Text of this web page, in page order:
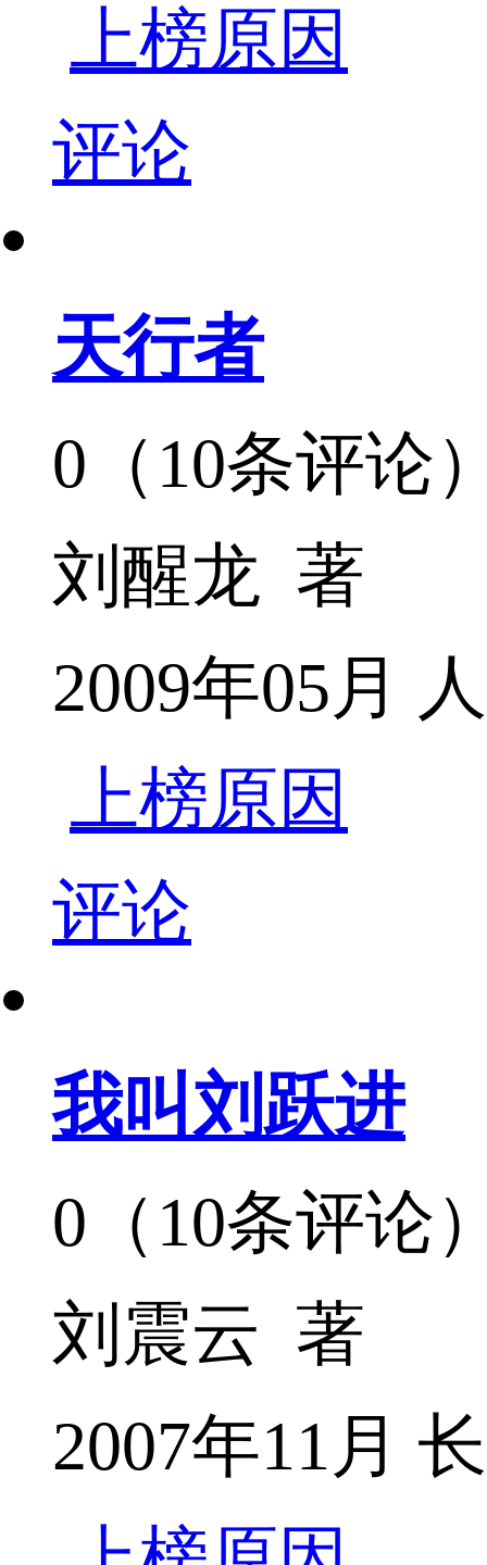
上榜原因
评论
天行者
0（10条评论
刘醒龙 著
2009年05月
上榜原因
评论
我叫刘跃进
0（10条评论
刘震云 著
2007年11月